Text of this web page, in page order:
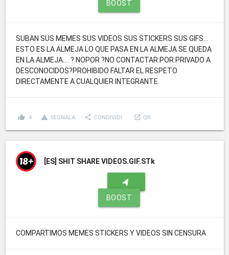
BOOST
SUBAN SUS MEMES SUS VIDEOS SUS STICKERS SUS GIFS...
ESTO ES LA ALMEJA LO QUE PASA EN LA ALMEJA SE QUEDA
EN LA ALMEJA.... ? NOPOR ?NO CONTACTAR POR PRIVADO A
DESCONOCIDOS?PROHIBIDO FALTAR EL RESPETO
DIRECTAMENTE A CUALQUIER INTEGRANTE.
thumb_up 4 report_problem SEGNALA share CONDIVIDI launch QR
[ES] SHIT SHARE VIDEOS.GIF.STk
navigation
BOOST
COMPARTIMOS MEMES STICKERS Y VIDEOS SIN CENSURA